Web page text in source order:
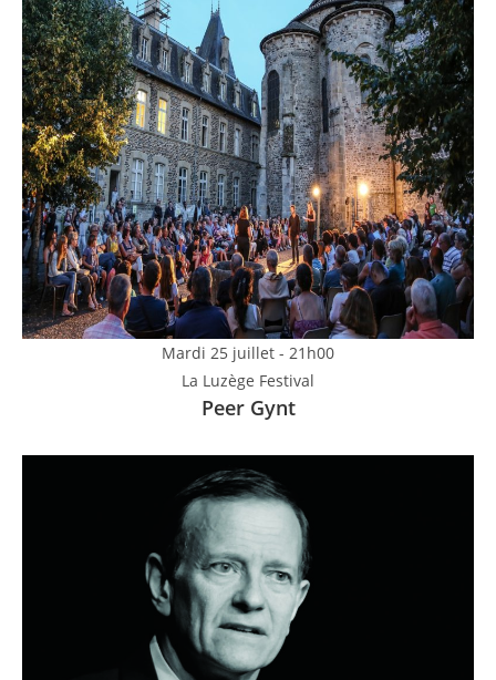
Mardi 25 juillet - 21h00
La Luzège Festival
Peer Gynt